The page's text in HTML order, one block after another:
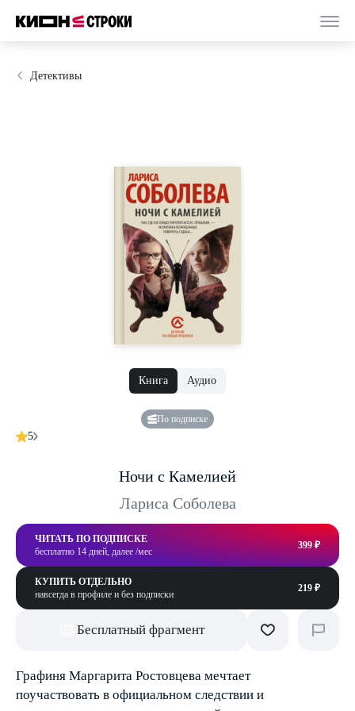
Детективы
Книга Аудио
По подписке
5
Ночи с Камелией
Лариса Соболева
ЧИТАТЬ ПО ПОДПИСКЕ
бесплатно 14 дней, далее /мес
399 ₽
КУПИТЬ ОТДЕЛЬНО
навсегда в профиле и без подписки
219 ₽
Бесплатный фрагмент
Графиня Маргарита Ростовцева мечтает
поучаствовать в официальном следствии и